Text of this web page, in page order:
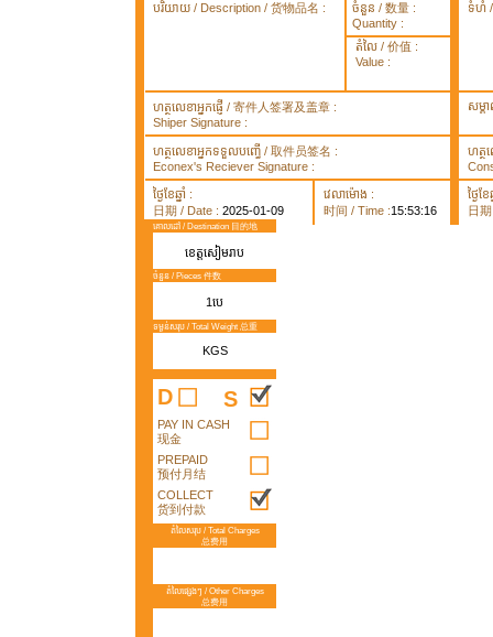
បរិយាយ / Description / 货物品名 :
ចំនួន / 数量 :
Quantity :
តំលៃ / 价值 :
Value :
ទំហំ /
ហត្ថលេខាអ្នកផ្ញើ / 寄件人签署及盖章 :
Shiper Signature :
សម្គ
ហត្ថលេខាអ្នកទទួលបញ្ធើ / 取件员签名 :
Econex's Reciever Signature :
ហត្ថ
ថ្ងៃខែឆ្នាំ :
日期 / Date : 2025-01-09
វេលាម៉ោង :
时间 / Time :15:53:16
ថ្ងៃខែ
日
គោលដៅ / Destination 目的地
ខេត្តសៀមរាប
ចំនួន / Pieces 件数
1បេ
ទម្ងន់សរុប / Total Weight 总重
KGS
D S
PAY IN CASH
现金
PREPAID
预付月结
COLLECT
货到付款
តំលៃសរុប / Total Charges
总费用
តំលៃផ្សេងៗ / Other Charges
总费用